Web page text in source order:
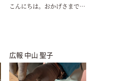
こんにちは。おかげさまで…
広報 中山 聖子